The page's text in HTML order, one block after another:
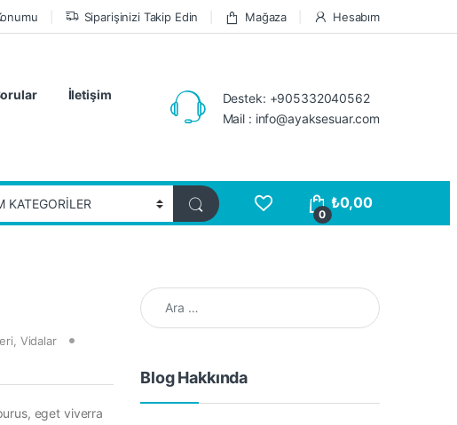
Siparişinizi Takip Edin Mağaza Hesabım
İletişim
Destek: +905332040562
Mail : info@ayaksesuar.com
0
₺0,00
, Vidalar
eget viverra
Arama:
Blog Hakkında